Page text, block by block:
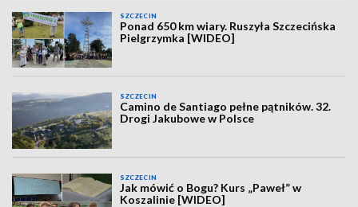
SZCZECIN
Ponad 650 km wiary. Ruszyła Szczecińska
Pielgrzymka [WIDEO]
SZCZECIN
Camino de Santiago pełne pątników. 32.
Drogi Jakubowe w Polsce
SZCZECIN
Jak mówić o Bogu? Kurs „Paweł” w
Koszalinie [WIDEO]